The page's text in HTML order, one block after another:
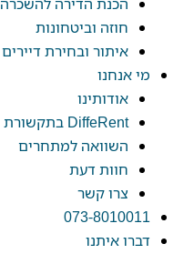
חוזה וביטחונות
איתור ובחירת דיירים
מי אנחנו
אודותינו
DiffeRent בתקשורת
השוואה למתחרים
חוות דעת
צרו קשר
073-8010011
דברו איתנו